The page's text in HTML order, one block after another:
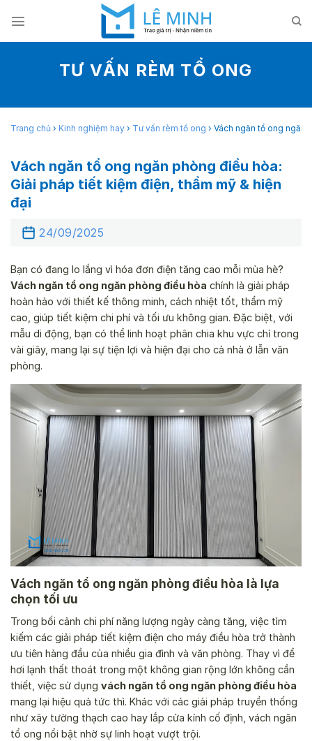
content
TƯ VẤN RÈM TỔ ONG
Trang chủ › Kinh nghiệm hay › Tư vấn rèm tổ ong › Vách ngăn tổ ong ngăn
Vách ngăn tổ ong ngăn phòng điều hòa:
Giải pháp tiết kiệm điện, thẩm mỹ & hiện
đại
24/09/2025
Bạn có đang lo lắng vì hóa đơn điện tăng cao mỗi mùa hè?
Vách ngăn tổ ong ngăn phòng điều hòa chính là giải pháp
hoàn hảo với thiết kế thông minh, cách nhiệt tốt, thẩm mỹ
cao, giúp tiết kiệm chi phí và tối ưu không gian. Đặc biệt, với
mẫu di động, bạn có thể linh hoạt phân chia khu vực chỉ trong
vài giây, mang lại sự tiện lợi và hiện đại cho cả nhà ở lẫn văn
phòng.
Vách ngăn tổ ong ngăn phòng điều hòa là lựa
chọn tối ưu
Trong bối cảnh chi phí năng lượng ngày càng tăng, việc tìm
kiếm các giải pháp tiết kiệm điện cho máy điều hòa trở thành
ưu tiên hàng đầu của nhiều gia đình và văn phòng. Thay vì để
hơi lạnh thất thoát trong một không gian rộng lớn không cần
thiết, việc sử dụng vách ngăn tổ ong ngăn phòng điều hòa
mang lại hiệu quả tức thì. Khác với các giải pháp truyền thống
như xây tường thạch cao hay lắp cửa kính cố định, vách ngăn
tổ ong nổi bật nhờ sự linh hoạt vượt trội.